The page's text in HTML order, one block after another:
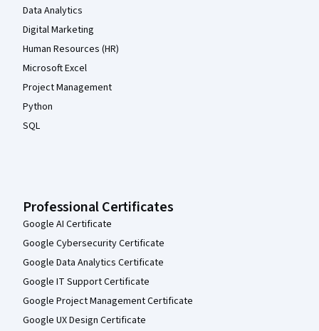
Data Analytics
Digital Marketing
Human Resources (HR)
Microsoft Excel
Project Management
Python
SQL
Professional Certificates
Google AI Certificate
Google Cybersecurity Certificate
Google Data Analytics Certificate
Google IT Support Certificate
Google Project Management Certificate
Google UX Design Certificate